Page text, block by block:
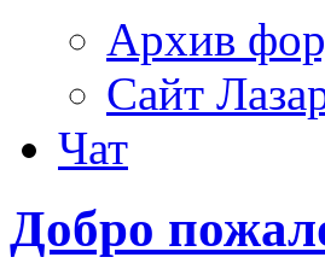
Архив
Сайт
Чат
Добро